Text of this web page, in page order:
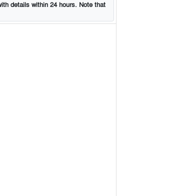
details within 24 hours. Note that